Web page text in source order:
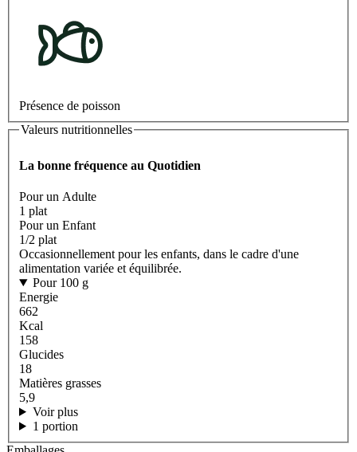
Présence de poisson
Valeurs nutritionnelles
La bonne fréquence au Quotidien
Pour un Adulte
1 plat
Pour un Enfant
1/2 plat
Occasionnellement pour les enfants, dans le cadre d'une
alimentation variée et équilibrée.
Pour 100 g
Energie
662
Kcal
158
Glucides
18
Matières grasses
5,9
Voir plus
1 portion